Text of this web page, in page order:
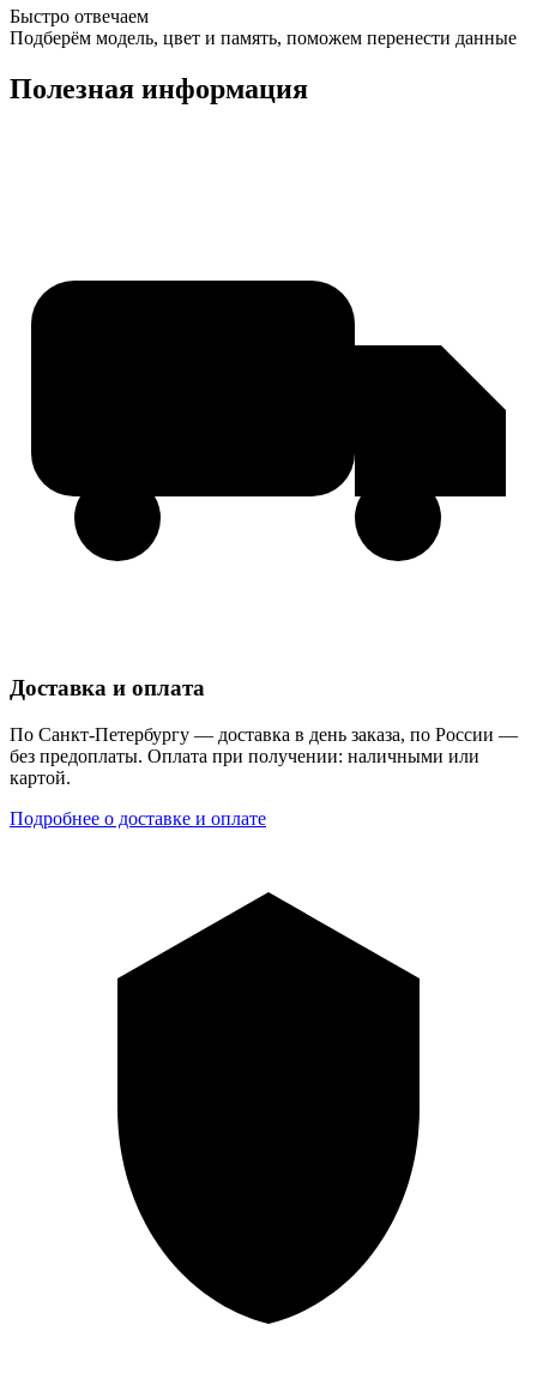
Быстро отвечаем
Подберём модель, цвет и память, поможем перенести данные
Полезная информация
Доставка и оплата
По Санкт-Петербургу — доставка в день заказа, по России —
без предоплаты. Оплата при получении: наличными или
картой.
Подробнее о доставке и оплате